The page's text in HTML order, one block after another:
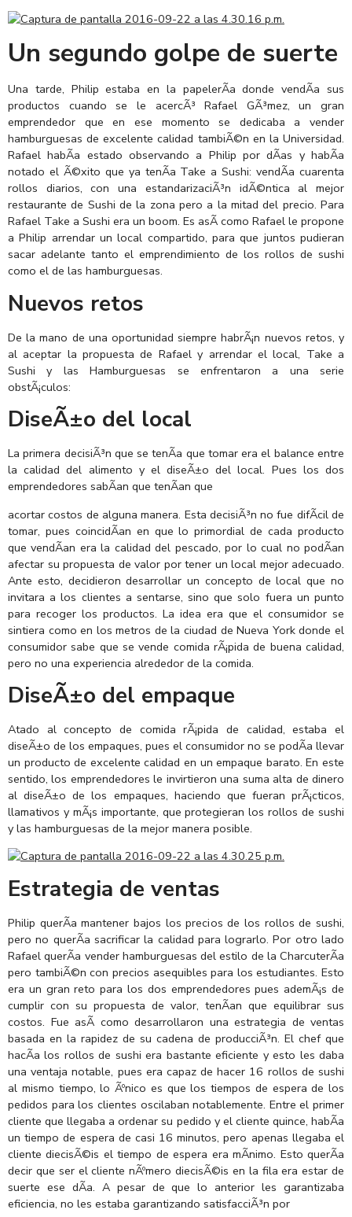
Un segundo golpe de suerte
Una tarde, Philip estaba en la papelerÃ­a donde vendÃ­a sus
productos cuando se le acercÃ³ Rafael GÃ³mez, un gran
emprendedor que en ese momento se dedicaba a vender
hamburguesas de excelente calidad tambiÃ©n en la Universidad.
Rafael habÃ­a estado observando a Philip por dÃ­as y habÃ­a
notado el Ã©xito que ya tenÃ­a Take a Sushi: vendÃ­a cuarenta
rollos diarios, con una estandarizaciÃ³n idÃ©ntica al mejor
restaurante de Sushi de la zona pero a la mitad del precio. Para
Rafael Take a Sushi era un boom. Es asÃ­ como Rafael le propone
a Philip arrendar un local compartido, para que juntos pudieran
sacar adelante tanto el emprendimiento de los rollos de sushi
como el de las hamburguesas.
Nuevos retos
De la mano de una oportunidad siempre habrÃ¡n nuevos retos, y
al aceptar la propuesta de Rafael y arrendar el local, Take a
Sushi y las Hamburguesas se enfrentaron a una serie
obstÃ¡culos:
DiseÃ±o del local
La primera decisiÃ³n que se tenÃ­a que tomar era el balance entre
la calidad del alimento y el diseÃ±o del local. Pues los dos
emprendedores sabÃ­an que tenÃ­an que
acortar costos de alguna manera. Esta decisiÃ³n no fue difÃ­cil de
tomar, pues coincidÃ­an en que lo primordial de cada producto
que vendÃ­an era la calidad del pescado, por lo cual no podÃ­an
afectar su propuesta de valor por tener un local mejor adecuado.
Ante esto, decidieron desarrollar un concepto de local que no
invitara a los clientes a sentarse, sino que solo fuera un punto
para recoger los productos. La idea era que el consumidor se
sintiera como en los metros de la ciudad de Nueva York donde el
consumidor sabe que se vende comida rÃ¡pida de buena calidad,
pero no una experiencia alrededor de la comida.
DiseÃ±o del empaque
Atado al concepto de comida rÃ¡pida de calidad, estaba el
diseÃ±o de los empaques, pues el consumidor no se podÃ­a llevar
un producto de excelente calidad en un empaque barato. En este
sentido, los emprendedores le invirtieron una suma alta de dinero
al diseÃ±o de los empaques, haciendo que fueran prÃ¡cticos,
llamativos y mÃ¡s importante, que protegieran los rollos de sushi
y las hamburguesas de la mejor manera posible.
Estrategia de ventas
Philip querÃ­a mantener bajos los precios de los rollos de sushi,
pero no querÃ­a sacrificar la calidad para lograrlo. Por otro lado
Rafael querÃ­a vender hamburguesas del estilo de la CharcuterÃ­a
pero tambiÃ©n con precios asequibles para los estudiantes. Esto
era un gran reto para los dos emprendedores pues ademÃ¡s de
cumplir con su propuesta de valor, tenÃ­an que equilibrar sus
costos. Fue asÃ­ como desarrollaron una estrategia de ventas
basada en la rapidez de su cadena de producciÃ³n. El chef que
hacÃ­a los rollos de sushi era bastante eficiente y esto les daba
una ventaja notable, pues era capaz de hacer 16 rollos de sushi
al mismo tiempo, lo Ãºnico es que los tiempos de espera de los
pedidos para los clientes oscilaban notablemente. Entre el primer
cliente que llegaba a ordenar su pedido y el cliente quince, habÃ­a
un tiempo de espera de casi 16 minutos, pero apenas llegaba el
cliente diecisÃ©is el tiempo de espera era mÃ­nimo. Esto querÃ­a
decir que ser el cliente nÃºmero diecisÃ©is en la fila era estar de
suerte ese dÃ­a. A pesar de que lo anterior les garantizaba
eficiencia, no les estaba garantizando satisfacciÃ³n por